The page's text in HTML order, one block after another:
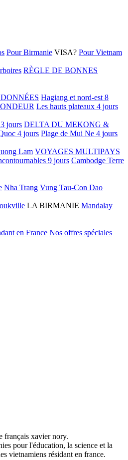
Pour Birmanie VISA? Pour Vietnam
RÈGLE DE BONNES
Hagiang et nord-est 8
Les hauts plateaux 4 jours
jours DELTA DU MEKONG &
4 jours Plage de Mui Ne 4 jours
Lam VOYAGES MULTIPAYS
9 jours Cambodge Terre
Nha Trang Vung Tau-Con Dao
LA BIRMANIE Mandalay
en France Nos offres spéciales
français xavier nory.
pour l'éducation, la science et la
vietnamiens résidant en france.